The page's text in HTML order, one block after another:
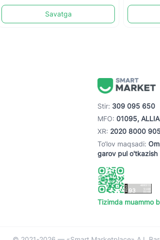
Savatga
Stir: 309 095 650
MFO: 01095,
XR: 2020 8000
To‘lov maqsadi:
garov pul o'tkazish
Tizimda muammo